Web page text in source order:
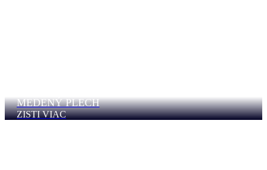
MEDENÝ PLECH
ZISTI VIAC